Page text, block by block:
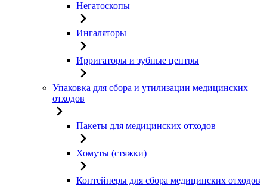
Негатоскопы
Ингаляторы
Ирригаторы и зубные центры
Упаковка для сбора и утилизации медицинских
отходов
Пакеты для медицинских отходов
Хомуты (стяжки)
Контейнеры для сбора медицинских отходов